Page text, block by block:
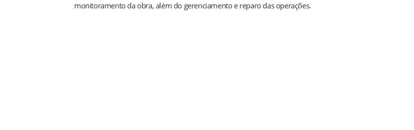
monitoramento da obra, além do gerenciamento e reparo das operações.